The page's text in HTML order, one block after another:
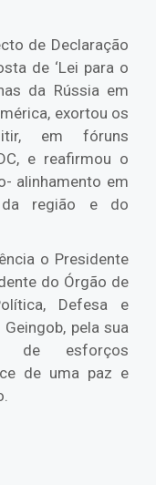
de Declaração
de ‘Lei para o
da Rússia em
exortou os
em fóruns
e reafirmou o
alinhamento em
região e do
o Presidente
do Órgão de
Defesa e
Geingob, pela sua
de esforços
de uma paz e